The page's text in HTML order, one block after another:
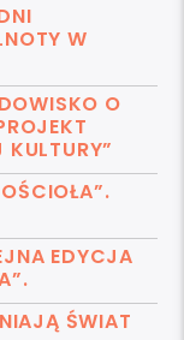
W
O
EDYCJA
ŚWIAT